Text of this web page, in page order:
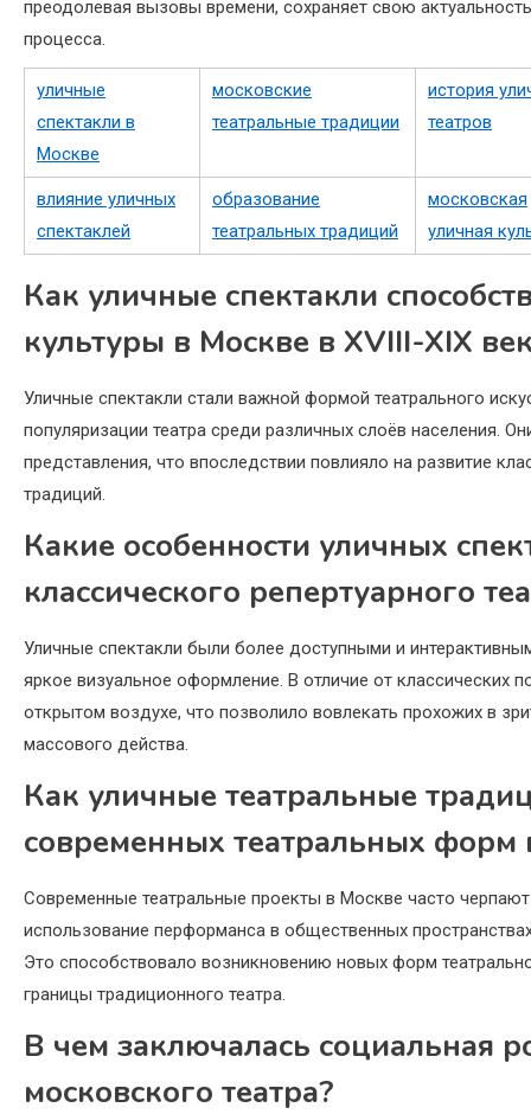
преодолевая вызовы времени, сохраняет свою
процесса.
уличные
спектакли в
Москве
московские
театральные традиции
история
театров
влияние уличных
спектаклей
образование
театральных традиций
московская
уличная
Как уличные спектакли
культуры в Москве в XVIII-XIX
Уличные спектакли стали важной формой театрального
популяризации театра среди различных слоёв населения.
представления, что впоследствии повлияло на развитие
традиций.
Какие особенности уличных
классического репертуарного
Уличные спектакли были более доступными и
яркое визуальное оформление. В отличие от классических
открытом воздухе, что позволило вовлекать прохожих в
массового действа.
Как уличные театральные
современных театральных форм
Современные театральные проекты в Москве часто
использование перформанса в общественных
Это способствовало возникновению новых форм
границы традиционного театра.
В чем заключалась социальная
московского театра?